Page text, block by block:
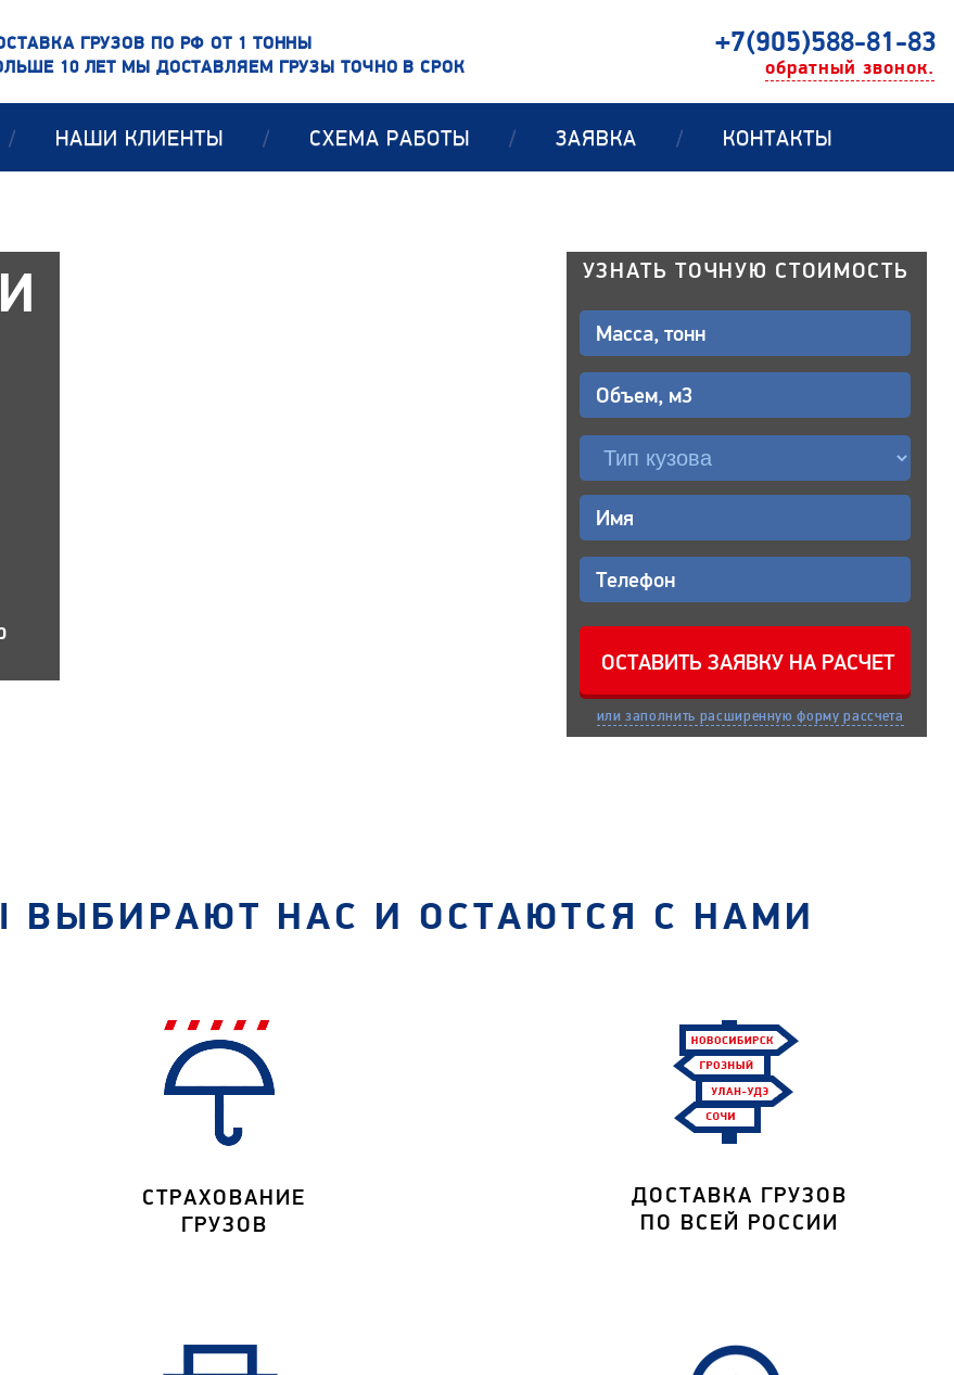
ГРУЗОВ ПО РФ ОТ 1 ТОННЫ
10 ЛЕТ МЫ ДОСТАВЛЯЕМ ГРУЗЫ ТОЧНО В СРОК
+7(905)588-81-83
обратный звонок.
/ НАШИ КЛИЕНТЫ / СХЕМА РАБОТЫ / ЗАЯВКА / КОНТАКТЫ
УЗНАТЬ ТОЧНУЮ СТОИМОСТЬ
или заполнить расширенную форму рассчета
ВЫБИРАЮТ НАС И ОСТАЮТСЯ С НАМИ
СТРАХОВАНИЕ
ГРУЗОВ
ДОСТАВКА ГРУЗОВ
ПО ВСЕЙ РОССИИ